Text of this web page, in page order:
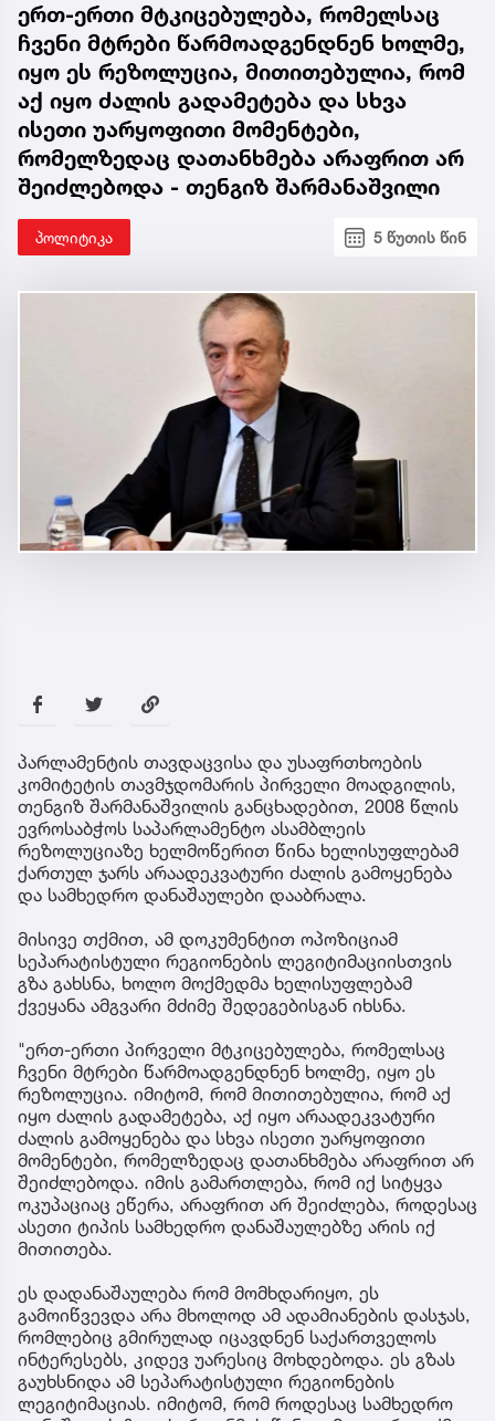
ერთ-ერთი მტკიცებულება, რომელსაც
ჩვენი მტრები წარმოადგენდნენ ხოლმე,
იყო ეს რეზოლუცია, მითითებულია, რომ
აქ იყო ძალის გადამეტება და სხვა
ისეთი უარყოფითი მომენტები,
რომელზედაც დათანხმება არაფრით არ
შეიძლებოდა - თენგიზ შარმანაშვილი
პოლიტიკა 5 წუთის წინ
პარლამენტის თავდაცვისა და უსაფრთხოების
კომიტეტის თავმჯდომარის პირველი მოადგილის,
თენგიზ შარმანაშვილის განცხადებით, 2008 წლის
ევროსაბჭოს საპარლამენტო ასამბლეის
რეზოლუციაზე ხელმოწერით წინა ხელისუფლებამ
ქართულ ჯარს არაადეკვატური ძალის გამოყენება
და სამხედრო დანაშაულები დააბრალა.
მისივე თქმით, ამ დოკუმენტით ოპოზიციამ
სეპარატისტული რეგიონების ლეგიტიმაციისთვის
გზა გახსნა, ხოლო მოქმედმა ხელისუფლებამ
ქვეყანა ამგვარი მძიმე შედეგებისგან იხსნა.
"ერთ-ერთი პირველი მტკიცებულება, რომელსაც
ჩვენი მტრები წარმოადგენდნენ ხოლმე, იყო ეს
რეზოლუცია. იმიტომ, რომ მითითებულია, რომ აქ
იყო ძალის გადამეტება, აქ იყო არაადეკვატური
ძალის გამოყენება და სხვა ისეთი უარყოფითი
მომენტები, რომელზედაც დათანხმება არაფრით არ
შეიძლებოდა. იმის გამართლება, რომ იქ სიტყვა
ოკუპაციაც ეწერა, არაფრით არ შეიძლება, როდესაც
ასეთი ტიპის სამხედრო დანაშაულებზე არის იქ
მითითება.
ეს დადანაშაულება რომ მომხდარიყო, ეს
გამოიწვევდა არა მხოლოდ ამ ადამიანების დასჯას,
რომლებიც გმირულად იცავდნენ საქართველოს
ინტერესებს, კიდევ უარესიც მოხდებოდა. ეს გზას
გაუხსნიდა ამ სეპარატისტული რეგიონების
ლეგიტიმაციას. იმიტომ, რომ როდესაც სამხედრო